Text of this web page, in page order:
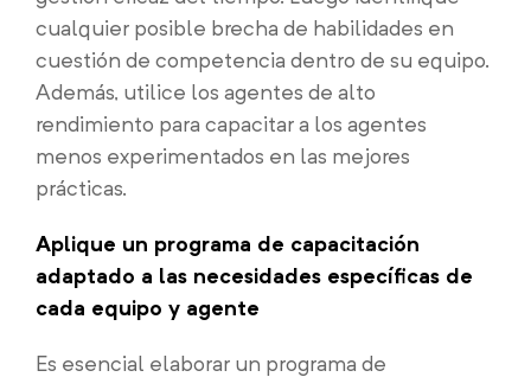
cualquier posible brecha de habilidades en
cuestión de competencia dentro de su equipo.
Además, utilice los agentes de alto
rendimiento para capacitar a los agentes
menos experimentados en las mejores
prácticas.
Aplique un programa de capacitación
adaptado a las necesidades específicas de
cada equipo y agente
Es esencial elaborar un programa de